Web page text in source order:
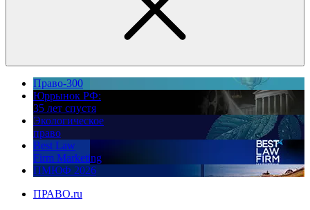
Право-300
Юррынок РФ:
35 лет спустя
Экологическое
право
Best Law
Firm Marketing
ПМЮФ 2026
ПРАВО.ru